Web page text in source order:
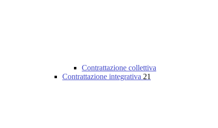
Contrattazione collettiva
Contrattazione integrativa 21